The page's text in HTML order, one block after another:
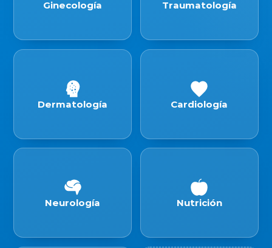
Ginecología Traumatología
Dermatología Cardiología
Neurología Nutrición